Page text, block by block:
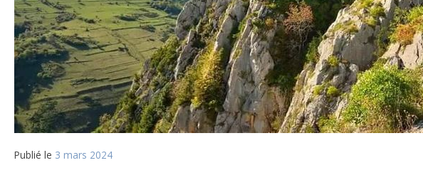
Publié le 3 mars 2024